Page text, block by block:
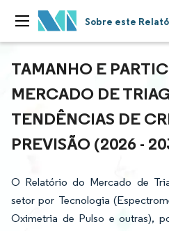
Sobre este
TAMANHO E
MERCADO DE
TENDÊNCIAS DE
PREVISÃO (2026 -
O Relatório do Mercado de
setor por Tecnologia
Oximetria de Pulso e outras),